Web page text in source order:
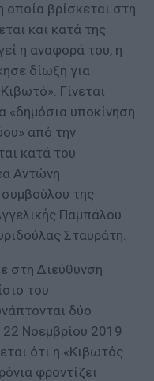
βρίσκεται στη
και κατά της
η αναφορά του, η
δίωξη για
Γίνεται
«δημόσια υποκίνηση
από την
κατά του
Αντώνη
της
Παμπάλου
Σταυράτη.
στη Διεύθυνση
του
δύο
22 Νοεμβρίου 2019
ότι η «Κιβωτός
φροντίζει